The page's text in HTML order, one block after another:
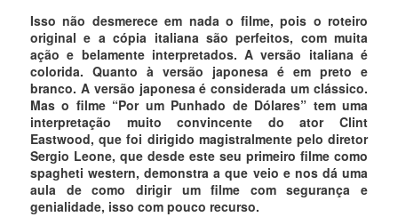
Isso não desmerece em nada o filme, pois o roteiro
original e a cópia italiana são perfeitos, com muita
ação e belamente interpretados. A versão italiana é
colorida. Quanto à versão japonesa é em preto e
branco. A versão japonesa é considerada um clássico.
Mas o filme “Por um Punhado de Dólares” tem uma
interpretação muito convincente do ator Clint
Eastwood, que foi dirigido magistralmente pelo diretor
Sergio Leone, que desde este seu primeiro filme como
spagheti western, demonstra a que veio e nos dá uma
aula de como dirigir um filme com segurança e
genialidade, isso com pouco recurso.